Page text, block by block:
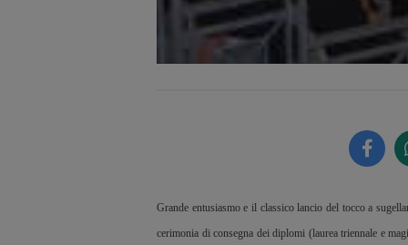
Grande entusiasmo e il classico lancio del tocco a
cerimonia di consegna dei diplomi (laurea triennale e